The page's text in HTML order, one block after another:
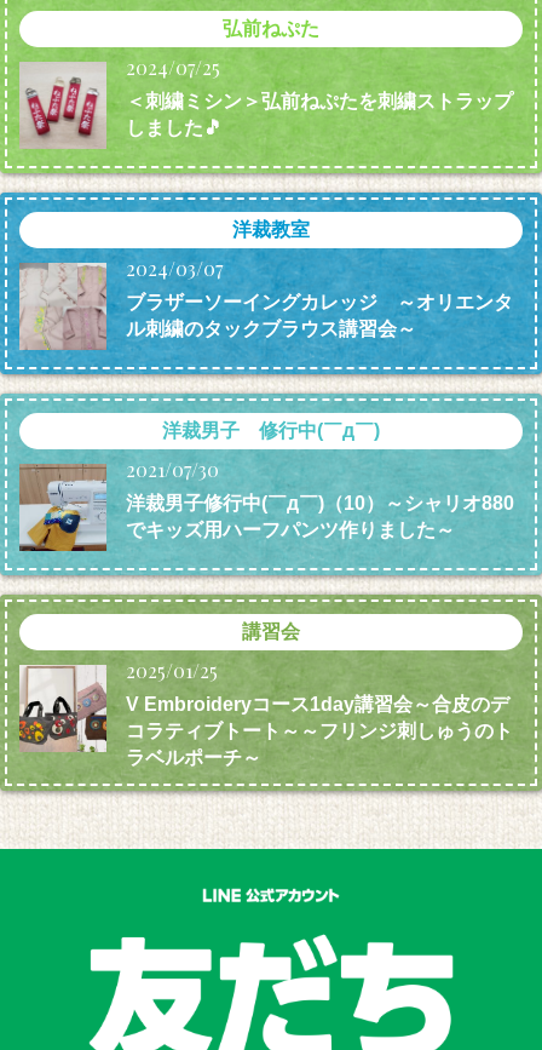
弘前ねぷた
2024/07/25
＜刺繍ミシン＞弘前ねぷたを刺繍ストラップ
しました🎵
洋裁教室
2024/03/07
ブラザーソーイングカレッジ ～オリエンタ
ル刺繍のタックブラウス講習会～
洋裁男子 修行中(￣д￣)
2021/07/30
洋裁男子修行中(￣д￣)（10）～シャリオ880
でキッズ用ハーフパンツ作りました～
講習会
2025/01/25
V Embroideryコース1day講習会～合皮のデ
コラティブトート～～フリンジ刺しゅうのト
ラベルポーチ～